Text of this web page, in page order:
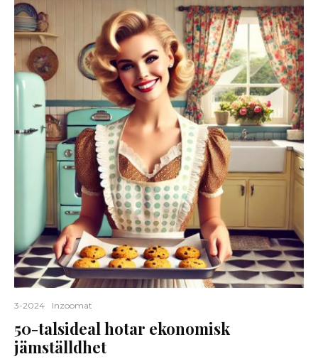
3-2024 Inzoomat
50-talsideal hotar ekonomisk
jämställdhet